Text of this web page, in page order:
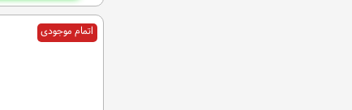
اتمام موجودی